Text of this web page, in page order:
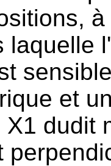
laquelle
et
dudit